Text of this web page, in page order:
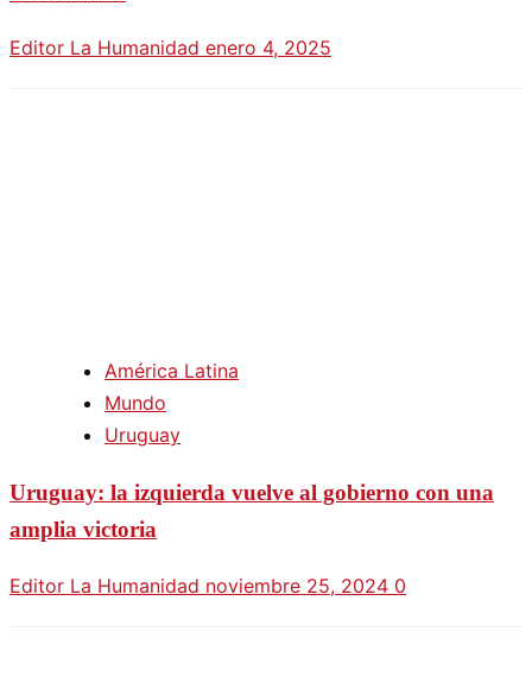
Editor La Humanidad enero 4, 2025
América Latina
Mundo
Uruguay
Uruguay: la izquierda vuelve al gobierno con una
amplia victoria
Editor La Humanidad noviembre 25, 2024 0